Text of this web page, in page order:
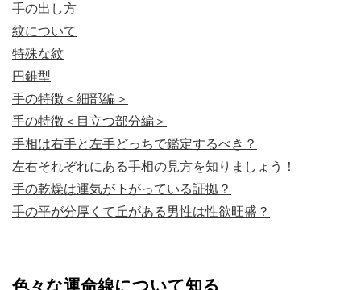
手の出し方
紋について
特殊な紋
円錐型
手の特徴＜細部編＞
手の特徴＜目立つ部分編＞
手相は右手と左手どっちで鑑定するべき？
左右それぞれにある手相の見方を知りましょう！
手の乾燥は運気が下がっている証拠？
手の平が分厚くて丘がある男性は性欲旺盛？
色々な運命線について知る